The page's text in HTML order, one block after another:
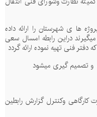
ها ی شهرستان را ارائه داده
دراین رابطه امسال سعی
دفتر فنی تهیه نموده ارائه گردد
و تصمیم گیری میشود
کارگاهی وکنترل گزارش رابطین